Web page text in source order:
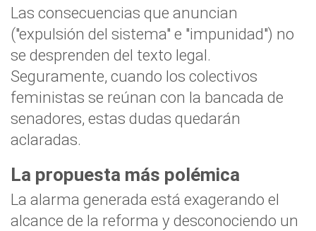
Las consecuencias que anuncian
("expulsión del sistema" e "impunidad") no
se desprenden del texto legal.
Seguramente, cuando los colectivos
feministas se reúnan con la bancada de
senadores, estas dudas quedarán
aclaradas.
La propuesta más polémica
La alarma generada está exagerando el
alcance de la reforma y desconociendo un